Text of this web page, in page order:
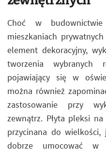
Choć w
mieszkaniach
element dekoracyjny,
tworzenia
pojawiający się w
można również
zastosowanie przy
zewnątrz. Płyta pleksi
przycinana do
dobrze umocować w